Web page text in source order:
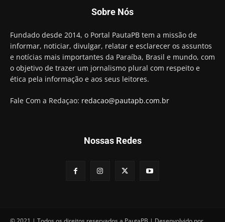
preso e faz vídeo na cadeia
Hugo Motta retira projeto que permitia bancos
"confiscar" dinheiro de clientes
01:49
Descaso da gestão Panta deixa crianças e
professoras 'ilhadas' em creche
00:16
Sobre Nós
Fundado desde 2014, o Portal PautaPB tem a missão de
informar, noticiar, divulgar, relatar e esclarecer os assuntos
e notícias mais importantes da Paraíba, Brasil e mundo, com
o objetivo de trazer um jornalismo plural com respeito e
ética pela informação e aos seus leitores.
Fale Com a Redaçao: redacao@pautapb.com.br
Nossas Redes